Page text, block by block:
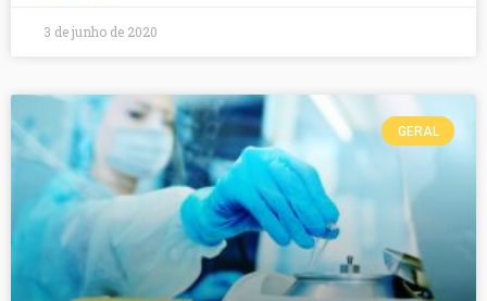
3 de junho de 2020
GERAL